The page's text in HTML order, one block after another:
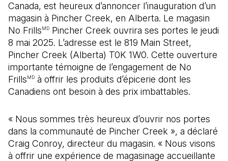
Canada, est heureux d’annoncer l’inauguration d’un
magasin à Pincher Creek, en Alberta. Le magasin
No FrillsMD Pincher Creek ouvrira ses portes le jeudi
8 mai 2025. L’adresse est le 819 Main Street,
Pincher Creek (Alberta) T0K 1W0. Cette ouverture
importante témoigne de l’engagement de No
FrillsMD à offrir les produits d’épicerie dont les
Canadiens ont besoin à des prix imbattables.
« Nous sommes très heureux d’ouvrir nos portes
dans la communauté de Pincher Creek », a déclaré
Craig Conroy, directeur du magasin. « Nous visons
à offrir une expérience de magasinage accueillante